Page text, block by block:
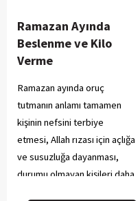
Ramazan Ayında
Beslenme ve Kilo
Verme
Ramazan ayında oruç
tutmanın anlamı tamamen
kişinin nefsini terbiye
etmesi, Allah rızası için açlığa
ve susuzluğa dayanması,
durumu olmayan kişileri daha